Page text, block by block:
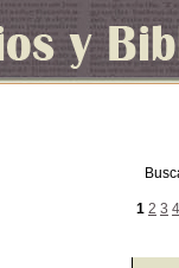
1 2 3 4